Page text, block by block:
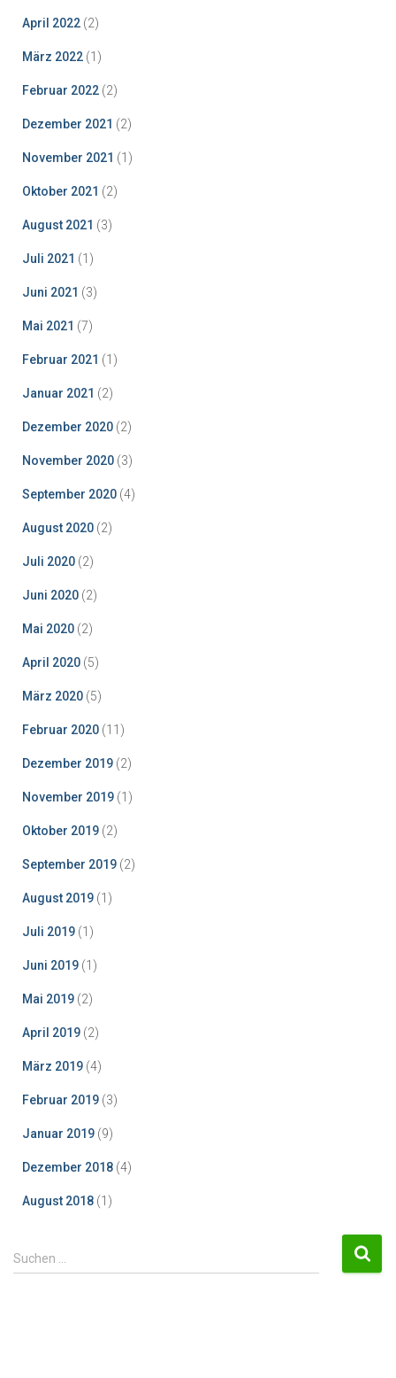
April 2022 (2)
März 2022 (1)
Februar 2022 (2)
Dezember 2021 (2)
November 2021 (1)
Oktober 2021 (2)
August 2021 (3)
Juli 2021 (1)
Juni 2021 (3)
Mai 2021 (7)
Februar 2021 (1)
Januar 2021 (2)
Dezember 2020 (2)
November 2020 (3)
September 2020 (4)
August 2020 (2)
Juli 2020 (2)
Juni 2020 (2)
Mai 2020 (2)
April 2020 (5)
März 2020 (5)
Februar 2020 (11)
Dezember 2019 (2)
November 2019 (1)
Oktober 2019 (2)
September 2019 (2)
August 2019 (1)
Juli 2019 (1)
Juni 2019 (1)
Mai 2019 (2)
April 2019 (2)
März 2019 (4)
Februar 2019 (3)
Januar 2019 (9)
Dezember 2018 (4)
August 2018 (1)
S
u
Suchen …